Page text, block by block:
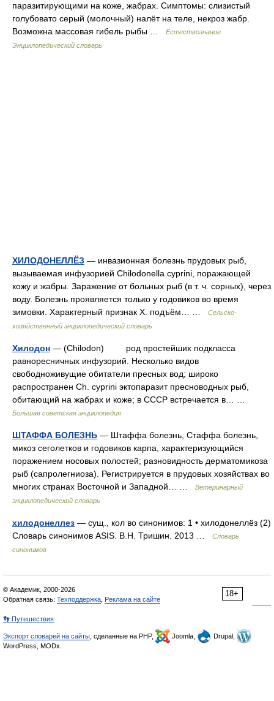
паразитирующими на коже, жабрах. Симптомы: слизистый
голубовато серый (молочный) налёт на теле, некроз жабр.
Возможна массовая гибель рыбы …
Естествознание.
Энциклопедический словарь
ХИЛОДОНЕЛЛЁЗ — инвазионная болезнь прудовых рыб,
вызываемая инфузорией Chilodonella cyprini, поражающей
кожу и жабры. Заражение от больных рыб (в т. ч. сорных), через
воду. Болезнь проявляется только у годовиков во время
зимовки. Характерный признак X. подъём… …
Сельско-
хозяйственный энциклопедический словарь
Хилодон — (Chilodon) род простейших подкласса
равноресничных инфузорий. Несколько видов
свободноживущие обитатели пресных вод; широко
распространен Ch. cyprini эктопаразит пресноводных рыб,
обитающий на жабрах и коже; в СССР встречается в… …
Большая советская энциклопедия
ШТАФФА БОЛЕЗНЬ — Штаффа болезнь, Стаффа болезнь,
микоз сеголетков и годовиков карпа, характеризующийся
поражением носовых полостей; разновидность дерматомикоза
рыб (сапролегниоза). Регистрируется в прудовых хозяйствах во
многих странах Восточной и Западной… …
Ветеринарный
энциклопедический словарь
хилодонеллез — сущ., кол во синонимов: 1 • хилодонеллёз (2)
Словарь синонимов ASIS. В.Н. Тришин. 2013 …
Словарь
синонимов
18+
© Академик, 2000-2026
Обратная связь: Техподдержка Реклама на сайте
👣 Путешествия
Экспорт словарей на сайты , сделанные на PHP, Joomla,
Drupal,
WordPress, MODx.